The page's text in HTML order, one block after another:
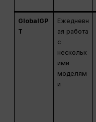
GlobalGP
T
Ежедневн
ая работа
с
нескольк
ими
моделям
и